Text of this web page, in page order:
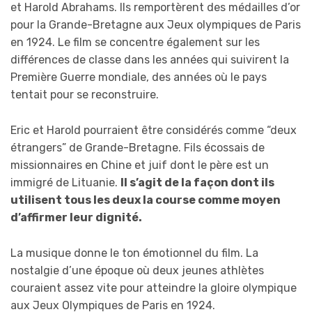
et Harold Abrahams. Ils remportèrent des médailles d’or
pour la Grande-Bretagne aux Jeux olympiques de Paris
en 1924. Le film se concentre également sur les
différences de classe dans les années qui suivirent la
Première Guerre mondiale, des années où le pays
tentait pour se reconstruire.
Eric et Harold pourraient être considérés comme “deux
étrangers” de Grande-Bretagne. Fils écossais de
missionnaires en Chine et juif dont le père est un
immigré de Lituanie. Il s’agit de la façon dont ils
utilisent tous les deux la course comme moyen
d’affirmer leur dignité.
La musique donne le ton émotionnel du film. La
nostalgie d’une époque où deux jeunes athlètes
couraient assez vite pour atteindre la gloire olympique
aux Jeux Olympiques de Paris en 1924.